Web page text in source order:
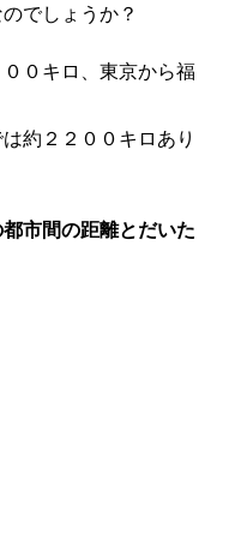
でしょうか？
０キロ、東京から福
約２２００キロあり
市間の距離とだいた